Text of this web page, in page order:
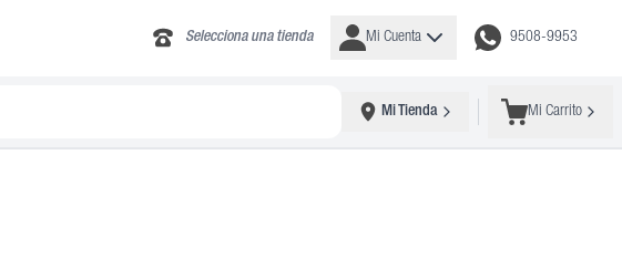
Selecciona una tienda Mi Cuenta 9508-9953
Mi Tienda Mi Carrito